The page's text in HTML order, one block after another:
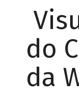
do
da